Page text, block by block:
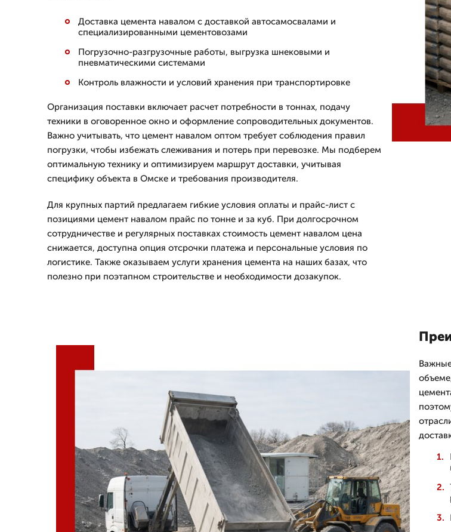
Доставка цемента навалом с доставкой автосамосвалами и
специализированными цементовозами
Погрузочно-разгрузочные работы, выгрузка шнековыми и
пневматическими системами
Контроль влажности и условий хранения при транспортировке
Организация поставки включает расчет потребности в тоннах, подачу
техники в оговоренное окно и оформление сопроводительных документов.
Важно учитывать, что цемент навалом оптом требует соблюдения правил
погрузки, чтобы избежать слеживания и потерь при перевозке. Мы подберем
оптимальную технику и оптимизируем маршрут доставки, учитывая
специфику объекта в Омске и требования производителя.
Для крупных партий предлагаем гибкие условия оплаты и прайс-лист с
позициями цемент навалом прайс по тонне и за куб. При долгосрочном
сотрудничестве и регулярных поставках стоимость цемент навалом цена
снижается, доступна опция отсрочки платежа и персональные условия по
логистике. Также оказываем услуги хранения цемента на наших базах, что
полезно при поэтапном строительстве и необходимости дозакупок.